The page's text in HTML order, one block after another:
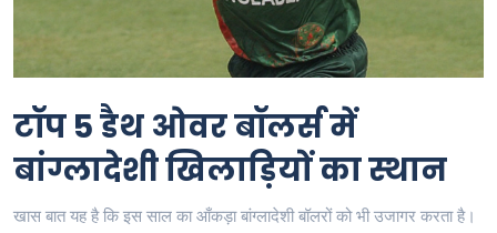
टॉप 5 डैथ ओवर बॉलर्स में
बांग्लादेशी खिलाड़ियों का स्थान
खास बात यह है कि इस साल का आँकड़ा बांग्लादेशी बॉलरों को भी उजागर करता है।